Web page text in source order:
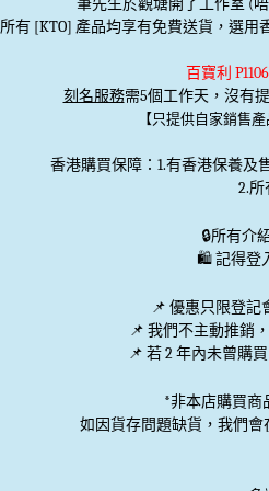
所有 [KTO] 產品均享有免費送貨，選用
百寶利
刻名服務需5個工作天，沒有
【只提供自家銷售
香港購買保障：1.有香港保養及
2.
🔒所有介
🛍️ 記得登
📌 優惠只限登記
📌 我們不主動推銷
📌 若 2 年內未曾購
*非本店購買商
如因貨存問題缺貨，我們會